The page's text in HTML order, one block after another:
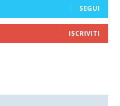
SEGUI
ISCRIVITI